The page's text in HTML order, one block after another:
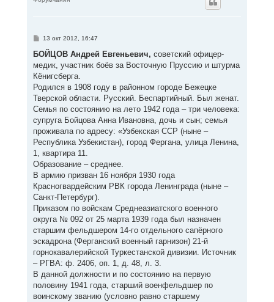
С
о
щ
е
и
е
13 окт 2012, 16:47
БОЙЦОВ Андрей Евгеньевич, советский офицер-
медик, участник боёв за Восточную Пруссию и штурма
Кёнигсберга.
Родился в 1908 году в районном городе Бежецке
Тверской области. Русский. Беспартийный. Был женат.
Семья по состоянию на лето 1942 года – три человека:
супруга Бойцова Анна Ивановна, дочь и сын; семья
проживала по адресу: «Узбекская ССР (ныне –
Республика Узбекистан), город Фергана, улица Ленина,
1, квартира 11.
Образование – среднее.
В армию призван 16 ноября 1930 года
Красногвардейским РВК города Ленинграда (ныне –
Санкт-Петербург).
Приказом по войскам Среднеазиатского военного
округа № 092 от 25 марта 1939 года был назначен
старшим фельдшером 14-го отдельного сапёрного
эскадрона (Ферганский военный гарнизон) 21-й
горнокавалерийской Туркестанской дивизии. Источник
– РГВА: ф. 2406, оп. 1, д. 48, л. 3.
В данной должности и по состоянию на первую
половину 1941 года, старший военфельдшер по
воинскому званию (условно равно старшему